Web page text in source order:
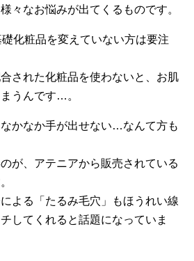
々なお悩みが出てくるものです。
化粧品を変えていない方は要注
された化粧品を使わないと、お肌
うんです…。
かなか手が出せない…なんて方も
が、アテニアから販売されている
よる「たるみ毛穴」もほうれい線
してくれると話題になっていま